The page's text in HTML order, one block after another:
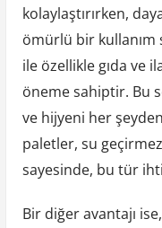
kolaylaştırırken,
ömürlü bir kullanım
ile özellikle gıda ve
öneme sahiptir. Bu
ve hijyeni her
paletler, su
sayesinde, bu tür
Bir diğer avantajı ise,